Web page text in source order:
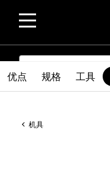
SEARCH
机具
优点 规格 工具